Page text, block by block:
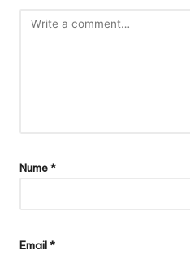
Nume*
Email*